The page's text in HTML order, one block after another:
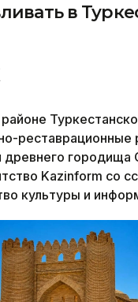
в
реставрационные
древнего городища
Kazinform со
культуры и